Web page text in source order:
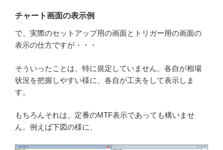
チャート画面の表示例
で、実際のセットアップ用の画面とトリガー用の画面の
表示の仕方ですが・・・
そういったことは、特に規定していません。各自が相場
状況を把握しやすい様に、各自が工夫をして表示しま
す。
もちろんそれは、定番のMTF表示であっても構いませ
ん。例えば下図の様に、